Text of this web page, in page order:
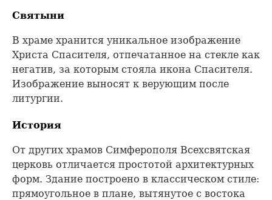
Святыни
В храме хранится уникальное изображение
Христа Спасителя, отпечатанное на стекле как
негатив, за которым стояла икона Спасителя.
Изображение выносят к верующим после
литургии.
История
От других храмов Симферополя Всехсвятская
церковь отличается простотой архитектурных
форм. Здание построено в классическом стиле:
прямоугольное в плане, вытянутое с востока